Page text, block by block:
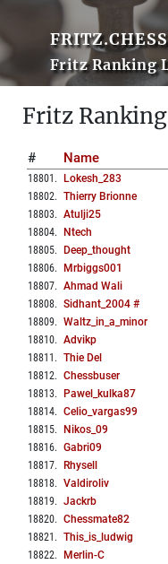
Fritz Ranking
Fritz
# Name
18801 . Lokesh_283
18802. Thierry Brionne
18803. Atulji25
18804. Ntech
18805. Deep_thought
18806. Mrbiggs001
18807. Ahmad Wali
18808. Sidhant_2004 #
18809. Waltz_in_a_minor
18810. Advikp
18811 . Thie Del
18812. Chessbuser
18813. Pawel_kulka87
18814. Celio_vargas99
18815. Nikos_09
18816. Gabri09
18817. Rhysell
18818. Valdiroliv
18819. Jackrb
18820. Chessmate82
18821 . This_is_ludwig
18822. Merlin-C